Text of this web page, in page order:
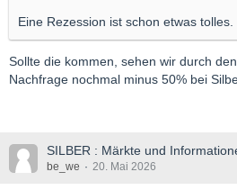
Eine Rezession ist schon etwas tolles.
Sollte die kommen, sehen wir durch
Nachfrage nochmal minus 50% bei
SILBER : Märkte und
be_we 20. Mai 2026